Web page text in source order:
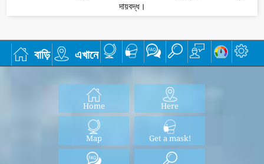
দায়বদ্ধ।
বাড়ি এখানে
Home Here
Map Get a mask!